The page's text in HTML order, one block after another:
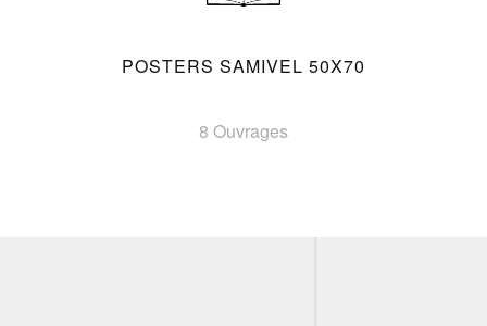
POSTERS SAMIVEL 50X70
8 Ouvrages